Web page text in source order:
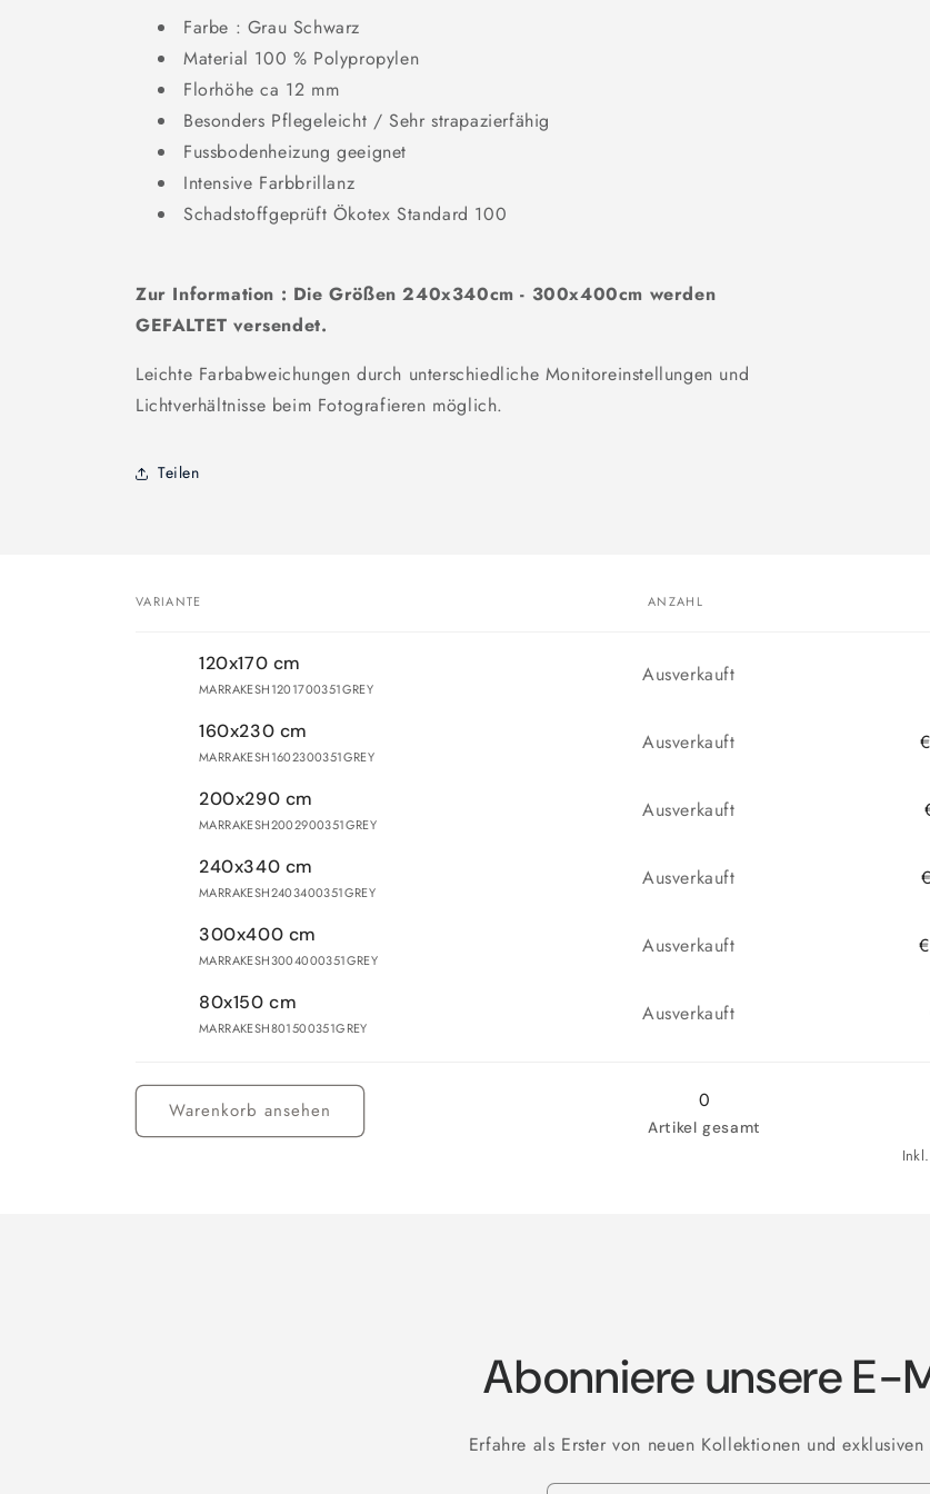
Farbe : Grau Schwarz
Material 100 % Polypropylen
Florhöhe ca 12 mm
Besonders Pflegeleicht / Sehr strapazierfähig
Fussbodenheizung geeignet
Intensive Farbbrillanz
Schadstoffgeprüft Ökotex Standard 100
Zur Information : Die Größen 240x340cm - 300x400cm werden
GEFALTET versendet.
Leichte Farbabweichungen durch unterschiedliche Monitoreinstellungen und
Lichtverhältnisse beim Fotografieren möglich.
Teilen
Warenkorb
VARIANTE ANZAHL
120x170 cm
MARRAKESH1201700351GREY
Anzahl
Ausverkauft
160x230 cm
MARRAKESH1602300351GREY
Anzahl
Ausverkauft
200x290 cm
MARRAKESH2002900351GREY
Anzahl
Ausverkauft
240x340 cm
MARRAKESH2403400351GREY
Anzahl
Ausverkauft
300x400 cm
MARRAKESH3004000351GREY
Anzahl
Ausverkauft
80x150 cm
MARRAKESH801500351GREY
Anzahl
Ausverkauft
geladen ...
Warenkorb ansehen 0
Artikel gesamt
Abonniere unsere E-
Erfahre als Erster von neuen Kollektionen und